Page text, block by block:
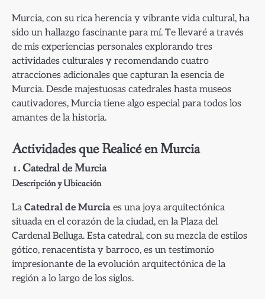
Murcia, con su rica herencia y vibrante vida cultural, ha
sido un hallazgo fascinante para mí. Te llevaré a través
de mis experiencias personales explorando tres
actividades culturales y recomendando cuatro
atracciones adicionales que capturan la esencia de
Murcia. Desde majestuosas catedrales hasta museos
cautivadores, Murcia tiene algo especial para todos los
amantes de la historia.
Actividades que Realicé en Murcia
1. Catedral de Murcia
Descripción y Ubicación
LaCatedral de Murcia es una joya arquitectónica
situada en el corazón de la ciudad, en la Plaza del
Cardenal Belluga. Esta catedral, con su mezcla de estilos
gótico, renacentista y barroco, es un testimonio
impresionante de la evolución arquitectónica de la
región a lo largo de los siglos.